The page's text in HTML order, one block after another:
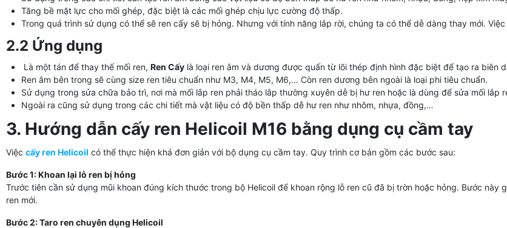
Tăng bề mặt lực cho mối ghép, đặc biệt là các mối ghép chịu lực cường độ thấp.
Trong quá trình sử dụng có thể sẽ ren cấy sẽ bị hỏng. Nhưng với tính năng lắp rời, chúng ta có thể dễ dàng thay mới.
2.2 Ứng dụng
Là một tán để thay thế mối ren, Ren Cấy là loại ren âm và dương được quấn từ lõi thép định hình đặc biệt để tạo ra biên
Ren âm bên trong sẽ cùng size ren tiêu chuẩn như M3, M4, M5, M6,… Còn ren dương bên ngoài là loại phi tiêu chuẩn.
Sử dụng trong sửa chữa bảo trì, nơi mà mối lắp ren phải tháo lắp thường xuyên dễ bị hư ren hoặc là dùng để sửa mối lắp
Ngoài ra cũng sử dụng trong các chi tiết mà vật liệu có độ bền thấp dễ hư ren như nhôm, nhựa, đồng,…
3. Hướng dẫn cấy ren Helicoil M16 bằng dụng cụ cầm tay
Việc cấy ren Helicoil có thể thực hiện khá đơn giản với bộ dụng cụ cầm tay. Quy trình cơ bản gồm các bước sau:
Bước 1: Khoan lại lỗ ren bị hỏng
Trước tiên cần sử dụng mũi khoan đúng kích thước trong bộ Helicoil để khoan rộng lỗ ren cũ đã bị trờn hoặc hỏng. Bước
ren mới.
Bước 2: Taro ren chuyên dụng Helicoil